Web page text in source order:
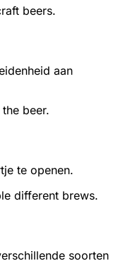
beers.
aan
beer.
te openen.
different brews.
soorten